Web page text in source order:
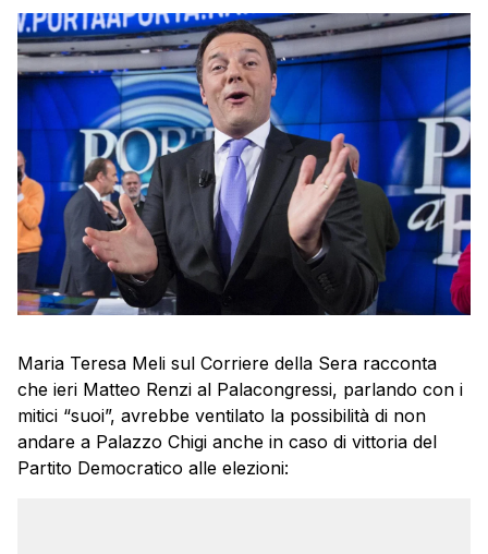
Maria Teresa Meli sul Corriere della Sera racconta
che ieri Matteo Renzi al Palacongressi, parlando con i
mitici “suoi”, avrebbe ventilato la possibilità di non
andare a Palazzo Chigi anche in caso di vittoria del
Partito Democratico alle elezioni: